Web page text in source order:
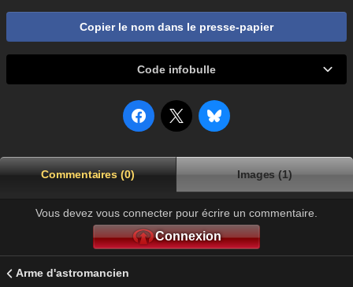
Copier le nom dans le presse-papier
Code infobulle
Commentaires (0) Images (1)
Vous devez vous connecter pour écrire un commentaire.
Connexion
Arme d'astromancien